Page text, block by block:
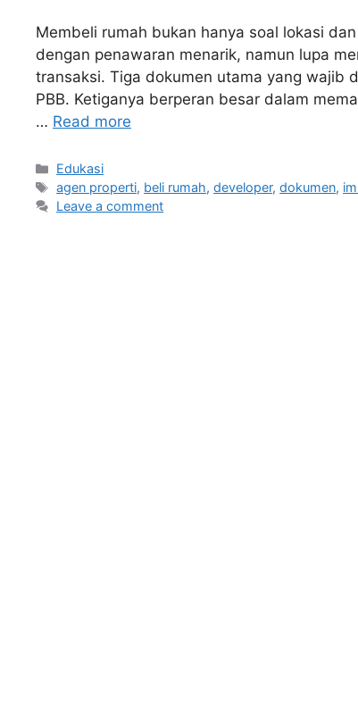
Membeli rumah bukan hanya soal lokasi
dengan penawaran menarik, namun lupa
transaksi. Tiga dokumen utama yang wajib
PBB. Ketiganya berperan besar dalam
… Read more
Edukasi
agen properti, beli rumah,developer,dokumen,
Leave a comment